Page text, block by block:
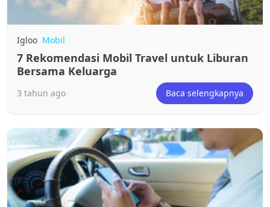
Igloo Mobil
7 Rekomendasi Mobil Travel untuk Liburan
Bersama Keluarga
3 tahun ago Baca selengkapnya